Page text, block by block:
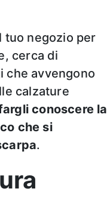
tuo negozio per
cerca di
che avvengono
calzature
conoscere la
che si
.